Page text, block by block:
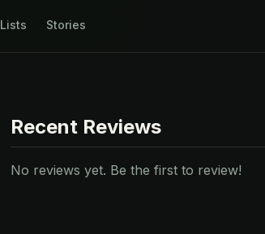
Lists Stories
Recent Reviews
No reviews yet. Be the first to review!